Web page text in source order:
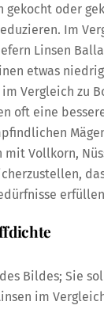
gekocht oder
Im
Linsen
etwas
Vergleich zu
oft eine
mit Vollkorn,
Bildes; Sie
im